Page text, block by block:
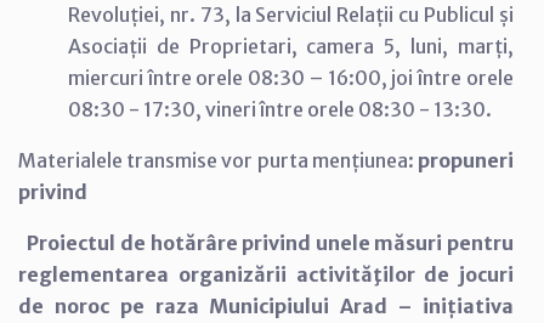
Revoluției, nr. 73, la Serviciul Relații cu Publicul și
Asociații de Proprietari, camera 5, luni, marți,
miercuri între orele 08:30 – 16:00, joi între orele
08:30 - 17:30, vineri între orele 08:30 - 13:30.
Materialele transmise vor purta mențiunea: propuneri
privind
Proiectul de hotărâre privind unele măsuri pentru
reglementarea organizării activităţilor de jocuri
de noroc pe raza Municipiului Arad – inițiativa